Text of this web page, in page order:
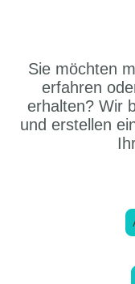
Sie möchten
erfahren
erhalten? Wir
und erstellen